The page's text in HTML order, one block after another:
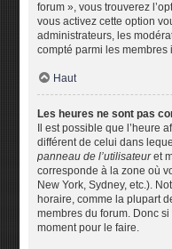
forum », vous trouverez
vous activez cette option
administrateurs, les
compté parmi les membres
Haut
Les heures ne sont pas
Il est possible que l’heure
différent de celui dans
panneau de l’utilisateuret
corresponde à la zone où
New York, Sydney, etc.).
horaire, comme la plupart
membres du forum. Donc si
moment pour le faire.